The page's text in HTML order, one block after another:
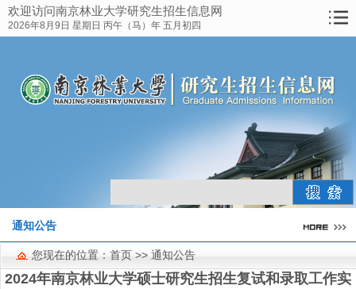
欢迎访问南京林业大学研究生招生信息网
2026年8月9日 星期日 丙午（马）年 五月初四
网站首页
招生简章
硕士招生
历年录取线
考点工作
通知公告
您现在的位置： 首页 >> 通知公告
2024年南京林业大学硕士研究生招生复试和录取工作实